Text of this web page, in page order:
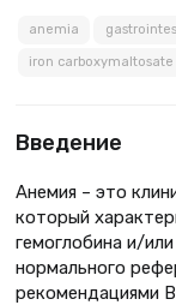
anemia
iron carboxymaltosate
Введение
Анемия – это
который
гемоглобина и/
нормального
рекомендациями